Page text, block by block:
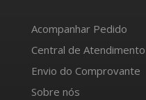
Acompanhar Pedido
Central de Atendimento
Envio do Comprovante
Sobre nós